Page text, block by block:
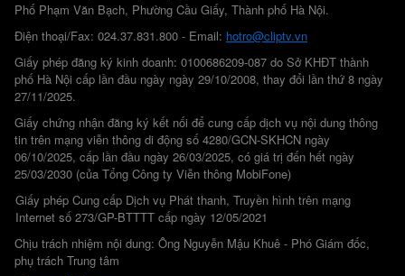
Phố Phạm Văn Bạch, Phường Cầu Giấy, Thành phố Hà Nội.
Điện thoại/Fax: 024.37.831.800 - Email: hotro@cliptv.vn
Giấy phép đăng ký kinh doanh: 0100686209-087 do Sở KHĐT thành
phố Hà Nội cấp lần đầu ngày ngày 29/10/2008, thay đổi lần thứ 8 ngày
27/11/2025.
Giấy chứng nhận đăng ký kết nối để cung cấp dịch vụ nội dung thông
tin trên mạng viễn thông di động số 4280/GCN-SKHCN ngày
06/10/2025, cấp lần đầu ngày 26/03/2025, có giá trị đến hết ngày
25/03/2030 (của Tổng Công ty Viễn thông MobiFone)
Giấy phép Cung cấp Dịch vụ Phát thanh, Truyền hình trên mạng
Internet số 273/GP-BTTTT cấp ngày 12/05/2021
Chịu trách nhiệm nội dung: Ông Nguyễn Mậu Khuê - Phó Giám đốc,
phụ trách Trung tâm